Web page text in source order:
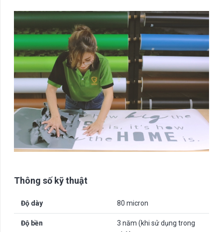
Thông số kỹ thuật
Độ dày 80 micron
Độ bền
3 năm (khi sử dụng trong